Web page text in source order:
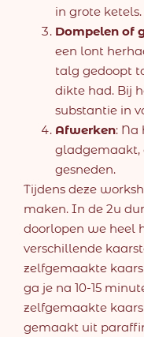
in grote ketels.
Dompelen of
een lont
talg gedoopt
dikte had. Bij
substantie in
Afwerken: Na
gladgemaakt,
gesneden.
Tijdens deze
maken. In de 2u
doorlopen we heel
verschillende
zelfgemaakte
ga je na 10-15
zelfgemaakte
gemaakt uit